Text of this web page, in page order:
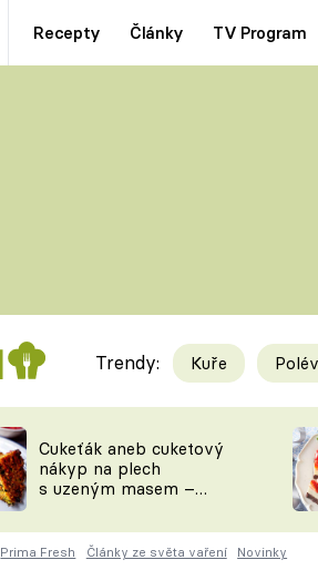
Recepty Články TV Program
Videorecepty
TEĎ VAŘÍ ŠÉF!
ČESKO NA TALÍŘI
Trendy: Kuře
Cukeťák aneb cuketový
nákyp na plech
s uzeným masem –
zpracovat přerostlé
cukety
Prima Fresh Články ze světa vaření Novinky